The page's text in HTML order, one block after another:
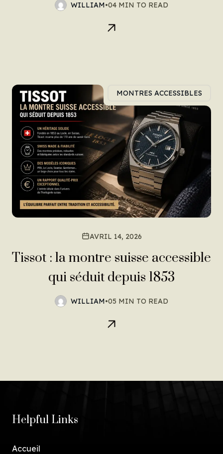
WILLIAM•04 MIN TO READ
MONTRES ACCESSIBLES
AVRIL 14, 2026
Tissot : la montre suisse accessible
qui séduit depuis 1853
WILLIAM•05 MIN TO READ
Helpful Links
Accueil